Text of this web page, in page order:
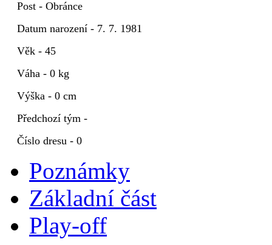
Post - Obránce
Datum narození - 7. 7. 1981
Věk - 45
Váha - 0 kg
Výška - 0 cm
Předchozí tým -
Číslo dresu - 0
Poznámky
Základní část
Play-off